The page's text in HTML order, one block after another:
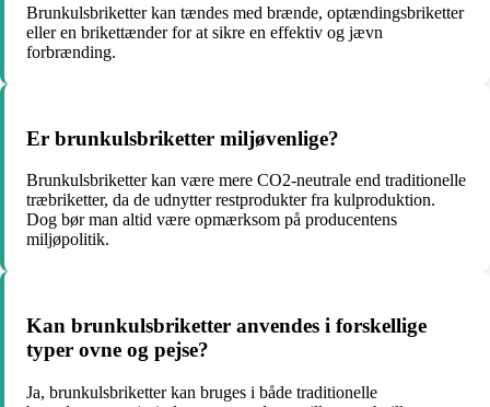
Brunkulsbriketter kan tændes med brænde, optændingsbriketter
eller en brikettænder for at sikre en effektiv og jævn
forbrænding.
Er brunkulsbriketter miljøvenlige?
Brunkulsbriketter kan være mere CO2-neutrale end traditionelle
træbriketter, da de udnytter restprodukter fra kulproduktion.
Dog bør man altid være opmærksom på producentens
miljøpolitik.
Kan brunkulsbriketter anvendes i forskellige
typer ovne og pejse?
Ja, brunkulsbriketter kan bruges i både traditionelle